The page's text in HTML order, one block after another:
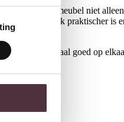
zodat het meubel niet
terwijl leer vaak praktischer is
u dit allemaal goed op